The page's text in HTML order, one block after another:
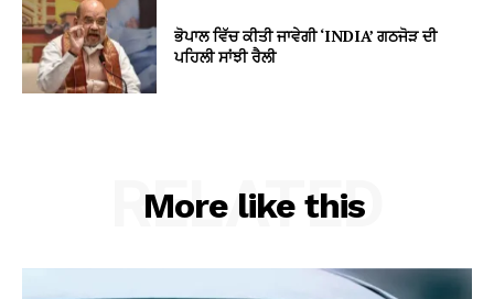
ਭੋਪਾਲ ਵਿੱਚ ਕੀਤੀ ਜਾਵੇਗੀ ‘INDIA’ ਗਠਜੋੜ ਦੀ
ਪਹਿਲੀ ਸਾਂਝੀ ਰੈਲੀ
More like this
RELATED